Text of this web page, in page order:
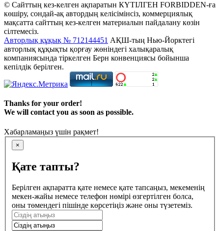
© Сайттың кез-келген ақпаратын КҮТІЛГЕН FORBIDDEN-ға
көшіру, сондай-ақ автордың келісімінсіз, коммерциялық
мақсатта сайттың кез-келген материалын пайдалану көзін
сілтемесіз.
Авторлық құқық № 712144451 АҚШ-тың Нью-Йорктегі
авторлық құқықты қорғау жөніндегі халықаралық
компаниясында тіркелген Берн конвенциясы бойынша
кепілдік берілген.
Thanks for your order!
We will contact you as soon as possible.
Хабарламаңыз үшін рақмет!
×
Қате тапты?
Берілген ақпаратта қате немесе қате тапсаңыз, мекеменің
мекен-жайы немесе телефон нөмірі өзгертілген болса,
оны төмендегі пішінде көрсетіңіз және оны түзетеміз.